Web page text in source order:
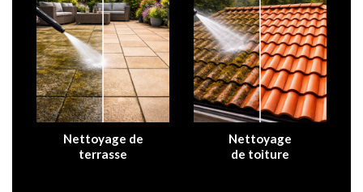
Nettoyage de
terrasse
Nettoyage
de toiture